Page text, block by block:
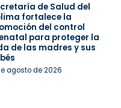
de Salud del
fortalece la
del control
para proteger la
de las madres y sus
agosto de 2026